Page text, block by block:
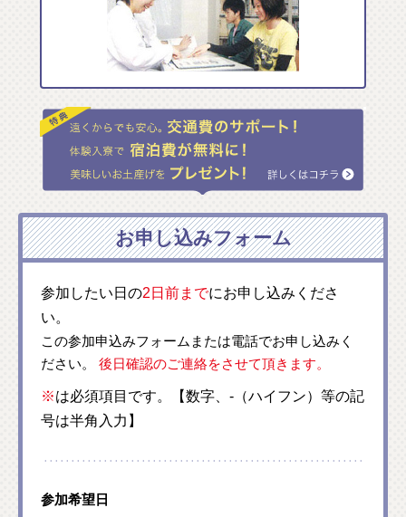
お申し込みフォーム
参加したい日の2日前までにお申し込みくださ
い。
この参加申込みフォームまたは電話でお申し込みく
ださい。 後日確認のご連絡をさせて頂きます。
※は必須項目です。【数字、-（ハイフン）等の記
号は半角入力】
参加希望日